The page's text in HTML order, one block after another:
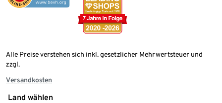
Alle Preise verstehen sich inkl. gesetzlicher Mehrwertsteuer und
zzgl.
Versandkosten
Land wählen